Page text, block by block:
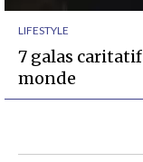
LIFESTYLE
7 galas
monde